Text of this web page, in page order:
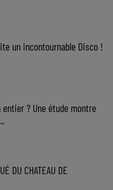
un incontournable Disco !
? Une étude montre
DU CHATEAU DE